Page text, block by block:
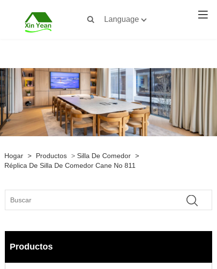
Language
Hogar > Productos > Silla De Comedor >
Réplica De Silla De Comedor Cane No 811
Productos